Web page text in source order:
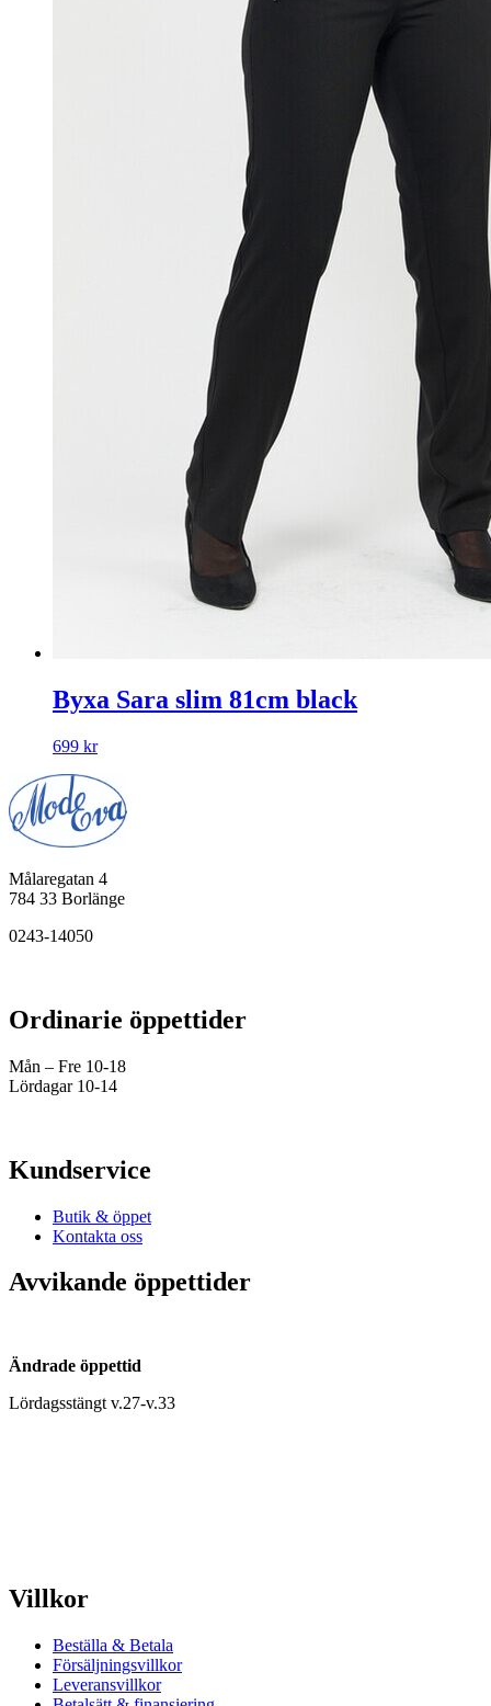
Byxa Sara slim 81cm black
699 kr
Målaregatan 4
784 33 Borlänge
0243-14050
Ordinarie öppettider
Mån – Fre 10-18
Lördagar 10-14
Kundservice
Butik & öppet
Kontakta oss
Avvikande öppettider
Ändrade öppettid
Lördagsstängt v.27-v.33
Villkor
Beställa & Betala
Försäljningsvillkor
Leveransvillkor